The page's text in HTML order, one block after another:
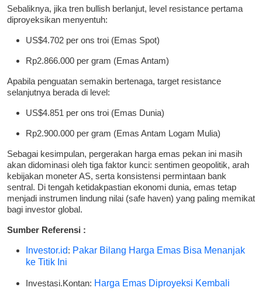
Sebaliknya, jika tren bullish berlanjut, level resistance pertama
diproyeksikan menyentuh:
US$4.702 per ons troi (Emas Spot)
Rp2.866.000 per gram (Emas Antam)
Apabila penguatan semakin bertenaga, target resistance
selanjutnya berada di level:
US$4.851 per ons troi (Emas Dunia)
Rp2.900.000 per gram (Emas Antam Logam Mulia)
Sebagai kesimpulan, pergerakan harga emas pekan ini masih
akan didominasi oleh tiga faktor kunci: sentimen geopolitik, arah
kebijakan moneter AS, serta konsistensi permintaan bank
sentral. Di tengah ketidakpastian ekonomi dunia, emas tetap
menjadi instrumen lindung nilai (safe haven) yang paling memikat
bagi investor global.
Sumber Referensi :
Investor.id: Pakar Bilang Harga Emas Bisa Menanjak
ke Titik Ini
Investasi.Kontan: Harga Emas Diproyeksi Kembali